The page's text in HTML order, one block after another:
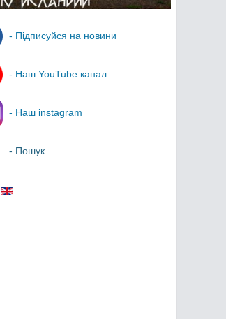
- Підписуйся на новини
- Наш YouTube канал
- Наш instagram
- Пошук